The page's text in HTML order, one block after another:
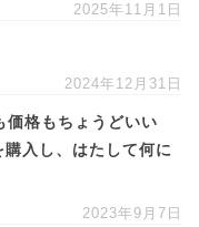
2025年11月1日
2024年12月31日
格もちょうどいい
入し、はたして何に
2023年9月7日